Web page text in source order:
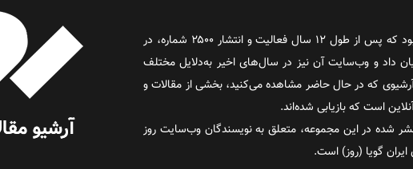
روز آنلاین روزنامه‌ای اینترنتی بود که پس از طول ۱۲ سال فعالیت و انتشار ۲۵۰۰ شماره، در
خود پایان داد و وب‌سایت آن نیز در سال‌های اخیر به‌دلایل مختلف
که در حال حاضر مشاهده می‌کنید، بخشی از مقالات و
است که بازیابی شده‌اند.
شده در این مجموعه، متعلق به نویسندگان وب‌سایت روز
ایران گویا (روز) است.